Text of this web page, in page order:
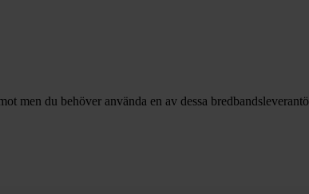
men du behöver använda en av dessa